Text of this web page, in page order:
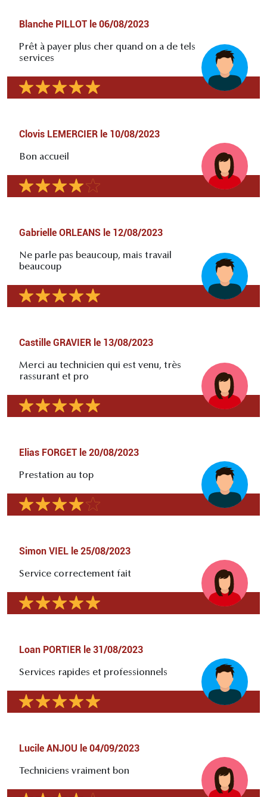
Blanche PILLOT le 06/08/2023
Prêt à payer plus cher quand on a de tels
services
Clovis LEMERCIER le 10/08/2023
Bon accueil
Gabrielle ORLEANS le 12/08/2023
Ne parle pas beaucoup, mais travail
beaucoup
Castille GRAVIER le 13/08/2023
Merci au technicien qui est venu, très
rassurant et pro
Elias FORGET le 20/08/2023
Prestation au top
Simon VIEL le 25/08/2023
Service correctement fait
Loan PORTIER le 31/08/2023
Services rapides et professionnels
Lucile ANJOU le 04/09/2023
Techniciens vraiment bon